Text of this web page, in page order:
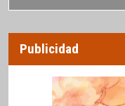
Publicidad